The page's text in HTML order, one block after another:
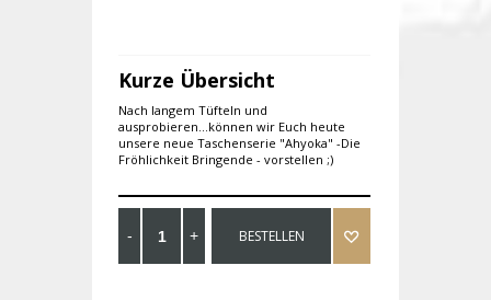
Kurze Übersicht
Nach langem Tüfteln und
ausprobieren...können wir Euch heute
unsere neue Taschenserie "Ahyoka" -Die
Fröhlichkeit Bringende - vorstellen ;)
BESTELLEN